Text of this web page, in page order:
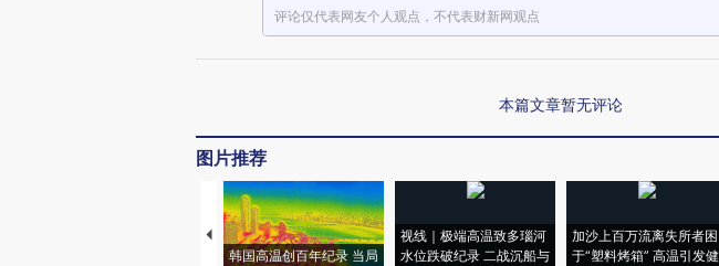
评论仅代表网友个人观点，不代表财新网观点
本篇文章暂无评论
图片推荐
韩国高温创百年纪录 当局
视线｜极端高温致多瑙河
水位跌破纪录 二战沉船与
加沙上百万流离失所者困
于“塑料烤箱” 高温引发健